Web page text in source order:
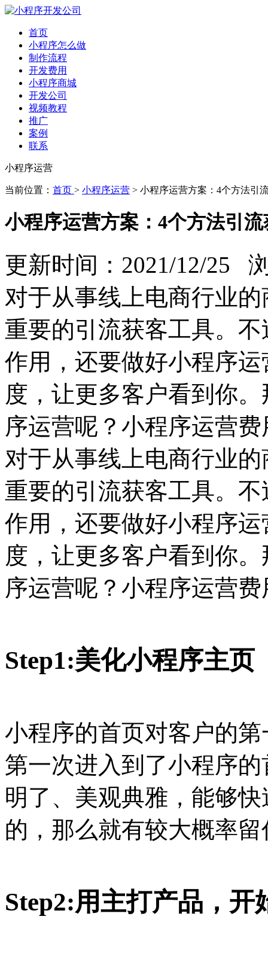
首页
小程序怎么做
制作流程
开发费用
小程序商城
开发公司
视频教程
推广
案例
联系
小程序运营
当前位置： 首页 > 小程序运营 > 小程序运营方案：4个方法引
小程序运营方案：4个方法引
更新时间：2021/12/25
对于从事线上电商行业
重要的引流获客工具。
作用，还要做好小程序
度，让更多客户看到你
序运营呢？小程序运营
对于从事线上电商行业
重要的引流获客工具。
作用，还要做好小程序
度，让更多客户看到你
序运营呢？小程序运营
Step1:美化小程序主页
小程序的首页对客户的
第一次进入到了小程序
明了、美观典雅，能够
的，那么就有较大概率
Step2:用主打产品，开